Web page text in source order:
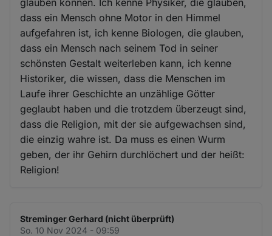
dass ein Mensch ohne Motor in den Himmel
aufgefahren ist, ich kenne Biologen, die glauben,
dass ein Mensch nach seinem Tod in seiner
schönsten Gestalt weiterleben kann, ich kenne
Historiker, die wissen, dass die Menschen im
Laufe ihrer Geschichte an unzählige Götter
geglaubt haben und die trotzdem überzeugt sind,
dass die Religion, mit der sie aufgewachsen sind,
die einzig wahre ist. Da muss es einen Wurm
geben, der ihr Gehirn durchlöchert und der heißt:
Religion!
Streminger Gerhard (nicht überprüft)
So. 10 Nov 2024 - 09:59